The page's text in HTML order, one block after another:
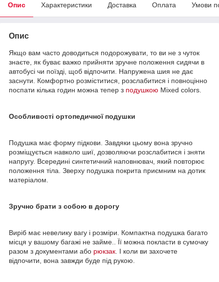
Опис Характеристики Доставка Оплата Умови
Опис
Якщо вам часто доводиться подорожувати, то ви не з чуток
знаєте, як буває важко прийняти зручне положення сидячи в
автобусі чи поїзді, щоб відпочити. Напружена шия не дає
заснути. Комфортно розміститися, розслабитися і повноцінно
поспати кілька годин можна тепер з подушкою Mixed colors.
Особливості ортопедичної подушки
Подушка має форму підкови. Завдяки цьому вона зручно
розміщується навколо шиї, дозволяючи розслабитися і зняти
напругу. Всередині синтетичний наповнювач, який повторює
положення тіла. Зверху подушка покрита приємним на дотик
матеріалом.
Зручно брати з собою в дорогу
Виріб має невелику вагу і розміри. Компактна подушка багато
місця у вашому багажі не займе.. Її можна покласти в сумочку
разом з документами або рюкзак . І коли ви захочете
відпочити, вона завжди буде під рукою.